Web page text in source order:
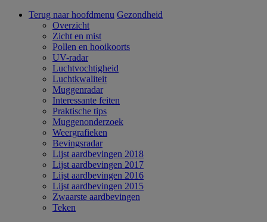
Terug naar hoofdmenu Gezondheid
Overzicht
Zicht en mist
Pollen en hooikoorts
UV-radar
Luchtvochtigheid
Luchtkwaliteit
Muggenradar
Interessante feiten
Praktische tips
Muggenonderzoek
Weergrafieken
Bevingsradar
Lijst aardbevingen 2018
Lijst aardbevingen 2017
Lijst aardbevingen 2016
Lijst aardbevingen 2015
Zwaarste aardbevingen
Teken